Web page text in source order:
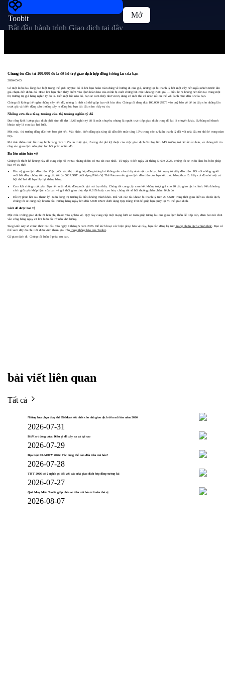
Toobit
Bắt đầu hành trình Giao dịch tại đây
Mở
Chúng tôi đầu tư 100.000 đô la để hỗ trợ giao dịch hợp đồng tương lai của bạn
2026-05-05
Có một kiểu đau lòng đặc biệt trong thế giới crypto: đó là khi bạn hoàn toàn đúng về hướng đi của giá, nhưng lại bị thanh lý bởi một cây nến ngẫu nhiên trước khi
giá chạm đến điểm đó. Hoặc khi bạn nhìn thấy điểm vào lệnh hoàn hảo của mình bị nuốt chửng bởi một khoảng trượt giá — điều lẽ ra không nên tồn tại trong một
thị trường trị giá hàng nghìn tỷ đô la. Đến một lúc nào đó, bạn sẽ cảm thấy như vũ trụ đang có mối thù cá nhân rất cụ thể với danh mục đầu tư của bạn.
Chúng tôi không thể ngăn những cây nến đó, nhưng ít nhất có thể giúp bạn với hóa đơn. Chúng tôi đang đưa 100.000 USDT vào quỹ bảo vệ để bù đắp cho những lần
trượt giá và biến động xấu thường xảy ra đúng lúc bạn bắt đầu cảm thấy tự tin.
Những cơn đau tăng trưởng của thị trường nghìn tỷ đô
Đọc rằng khối lượng giao dịch phái sinh đã đạt 18,63 nghìn tỷ đô là một chuyện; nhưng là người trực tiếp giao dịch trong đó lại là chuyện khác. Sự bùng nổ thanh
khoản này là con dao hai lưỡi.
Một mặt, thị trường đông đúc hơn bao giờ hết. Mặt khác, biến động gia tăng đã dẫn đến mức tăng 15% trong các sự kiện thanh lý đối với nhà đầu tư nhỏ lẻ trong năm
nay.
Khi tính thêm mức lỗ trung bình hàng năm 1,2% do trượt giá, rõ ràng chi phí kỹ thuật của việc giao dịch đã tăng lên. Môi trường trở nên ồn ào hơn, và chúng tôi tin
rằng sàn giao dịch nên giúp lọc bớt phần nhiễu đó.
Ba lớp giáp bảo vệ
Chúng tôi thiết kế khung này để cung cấp hỗ trợ tại những điểm có ma sát cao nhất. Từ ngày 4 đến ngày 31 tháng 5 năm 2026, chúng tôi sẽ triển khai ba biện pháp
bảo vệ cụ thể:
Bảo vệ giao dịch đầu tiên. Việc bước vào thị trường hợp đồng tương lai không nên cảm thấy như một canh bạc lớn ngay từ giây đầu tiên. Đối với những người
mới bắt đầu, chúng tôi cung cấp tối đa 500 USDT dưới dạng Phiếu Vị Thế Futures nếu giao dịch đầu tiên của bạn kết thúc bằng thua lỗ. Hãy coi đó như một cơ
hội thứ hai để bạn lấy lại thăng bằng.
Cam kết chống trượt giá. Bạn nên nhận được đúng mức giá mà bạn thấy. Chúng tôi cung cấp cam kết không trượt giá cho 20 cặp giao dịch chính. Nếu khoảng
cách giữa giá khớp lệnh của bạn và giá thời gian thực đạt 0,01% hoặc cao hơn, chúng tôi sẽ bồi thường phần chênh lệch đó.
Hỗ trợ phục hồi sau thanh lý. Biến động thị trường là điều không tránh khỏi. Đối với các tài khoản bị thanh lý trên 20 USDT trong thời gian diễn ra chiến dịch,
chúng tôi sẽ cung cấp khoản bồi thường hàng ngày lên đến 5.000 USDT dưới dạng Quỹ Dùng Thử để giúp bạn quay lại vị thế giao dịch.
Cách để được bảo vệ
Một môi trường giao dịch tốt hơn phụ thuộc vào sự bảo vệ. Quỹ này cung cấp một mạng lưới an toàn giúp tương lai của giao dịch luôn dễ tiếp cận, đảm bảo trò chơi
vẫn công bằng ngay cả khi biểu đồ trở nên khó lường.
Sáng kiến này sẽ chính thức bắt đầu vào ngày 4 tháng 5 năm 2026. Để kích hoạt các biện pháp bảo vệ này, bạn cần đăng ký trên trang chiến dịch chính thức. Bạn có
thể xem đầy đủ chi tiết điều kiện tham gia trên trang thông báo của Toobit.
Cứ giao dịch đi. Chúng tôi luôn ở phía sau bạn.
bài viết liên quan
Tất cả
Những lựa chọn thay thế BitMart tốt nhất cho nhà giao dịch tiền mã hóa năm 2026
2026-07-31
BitMart đóng cửa: Điều gì đã xảy ra và tại sao
2026-07-29
Đạo luật CLARITY 2026: Tác động thế nào đến tiền mã hóa?
2026-07-28
TIFT 2026 có ý nghĩa gì đối với các nhà giao dịch hợp đồng tương lai
2026-07-27
Quà May Mắn Toobit giúp chia sẻ tiền mã hóa trở nên thú vị
2026-08-07